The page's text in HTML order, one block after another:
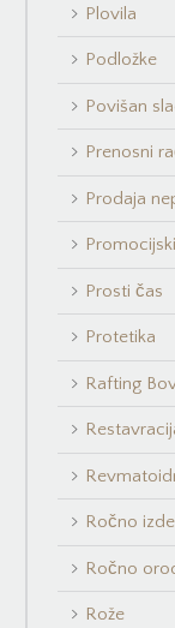
Plovila
Podložke
Povišan
Prenosni
Prodaja
Prosti čas
Protetika
Rafting
Ročno
Ročno
Rože